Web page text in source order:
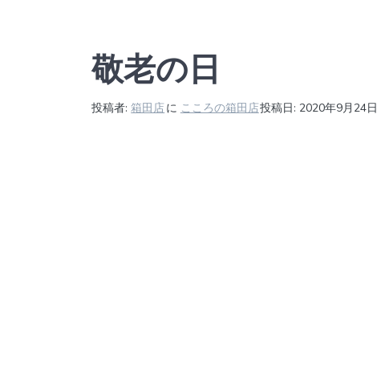
敬老の日
投稿者:箱田店 に こころの箱田店投稿日: 2020年9月24日